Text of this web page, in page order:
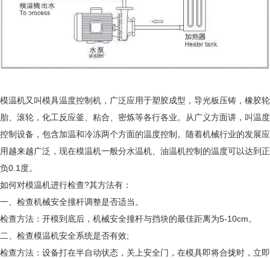
模温机又叫模具温度控制机，广泛应用于塑胶成型，导光板压铸，橡胶轮
胎、滚轮，化工反应釜、粘合、密炼等各行各业。从广义方面讲，叫温度
控制设备，包含加温和冷冻两个方面的温度控制。随着机械行业的发展应
用越来越广泛，现在模温机一般分水温机、油温机控制的温度可以达到正
负0.1度。
如何对模温机进行检查?其方法有：
一、检查机械安全撞杆调整是否适当。
检查方法：开模到底后，机械安全撞杆与挡块的最佳距离为5-10cm。
二、检查模温机安全系统是否有效;
检查方法：设备打在半自动状态，关上安全门，在模具即将合拢时，立即